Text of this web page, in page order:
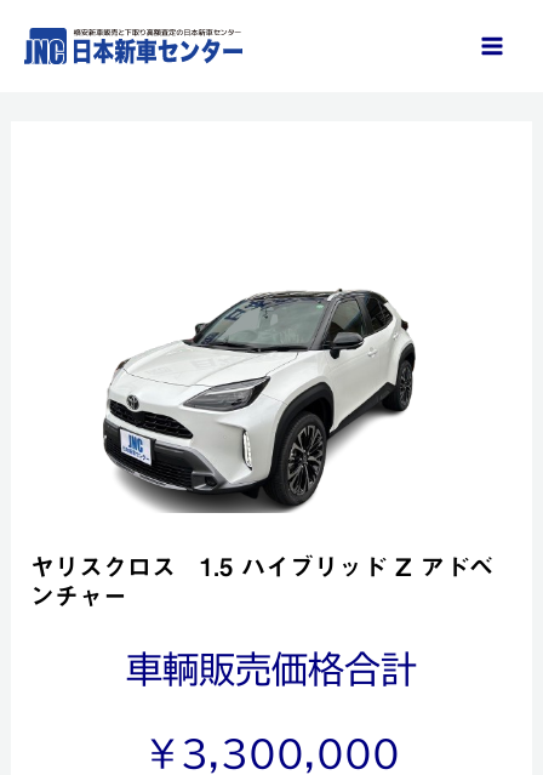
ヤリスクロス 1.5 ハイブリッド Z アドベ
ンチャー
車輌販売価格合計
￥3,300,000